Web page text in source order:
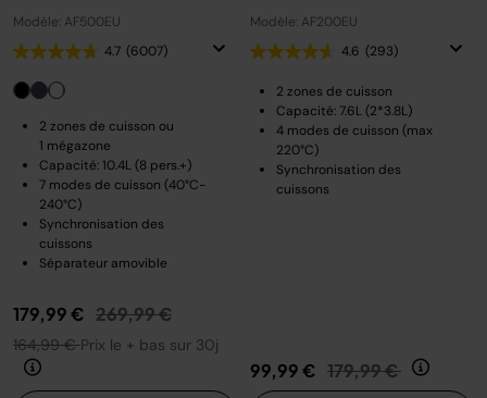
Modèle: AF500EU
4.7 (6007)
2 zones de cuisson ou
1 mégazone
Capacité: 10.4L (8 pers.+)
7 modes de cuisson (40°C-
240°C)
Synchronisation des
cuissons
Séparateur amovible
179,99 € Prix réduit de
269,99 €au
164,99 €Prix le + bas sur 30j
Modèle: AF200EU
4.6 (293)
2 zones de cuisson
Capacité: 7.6L (2*3.8L)
4 modes de cuisson (max
220°C)
Synchronisation des
cuissons
99,99 € Prix réduit de
179,99 € au